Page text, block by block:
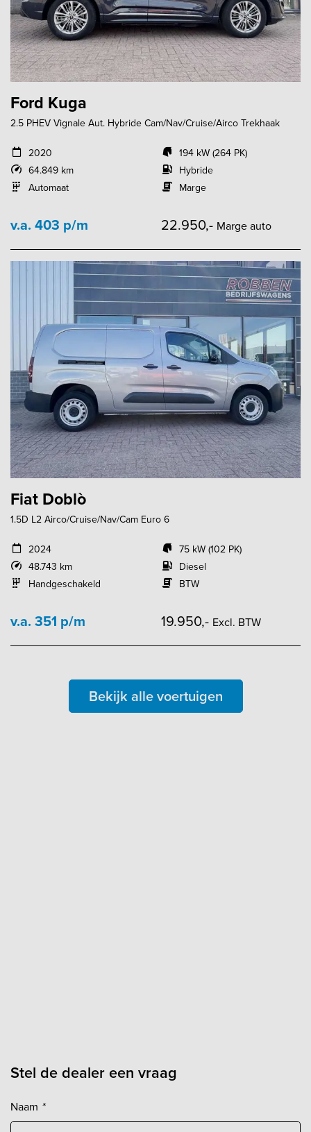
Ford Kuga
2.5 PHEV Vignale Aut. Hybride Cam/Nav/Cruise/Airco Trekhaak
2020
64.849 km
Automaat
194 kW (264 PK)
Hybride
Marge
v.a. 403 p/m 22.950,- Marge auto
Fiat Doblò
1.5D L2 Airco/Cruise/Nav/Cam Euro 6
2024
48.743 km
Handgeschakeld
75 kW (102 PK)
Diesel
BTW
v.a. 351 p/m 19.950,- Excl. BTW
Bekijk alle voertuigen
Stel de dealer een vraag
Naam *